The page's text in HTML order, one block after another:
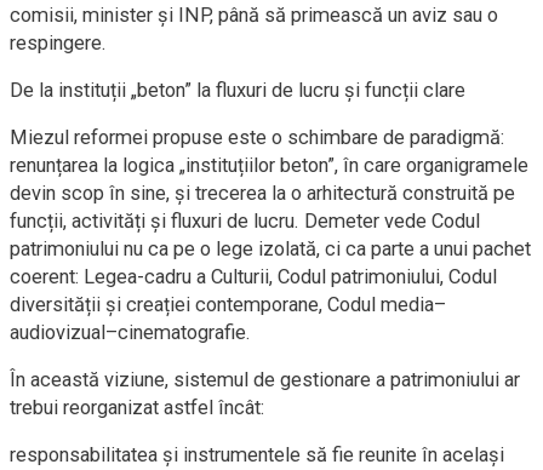
comisii, minister și INP, până să primească un aviz sau o
respingere.
De la instituții „beton” la fluxuri de lucru și funcții clare
Miezul reformei propuse este o schimbare de paradigmă:
renunțarea la logica „instituțiilor beton”, în care organigramele
devin scop în sine, și trecerea la o arhitectură construită pe
funcții, activități și fluxuri de lucru. Demeter vede Codul
patrimoniului nu ca pe o lege izolată, ci ca parte a unui pachet
coerent: Legea-cadru a Culturii, Codul patrimoniului, Codul
diversității și creației contemporane, Codul media–
audiovizual–cinematografie.
În această viziune, sistemul de gestionare a patrimoniului ar
trebui reorganizat astfel încât:
responsabilitatea și instrumentele să fie reunite în același